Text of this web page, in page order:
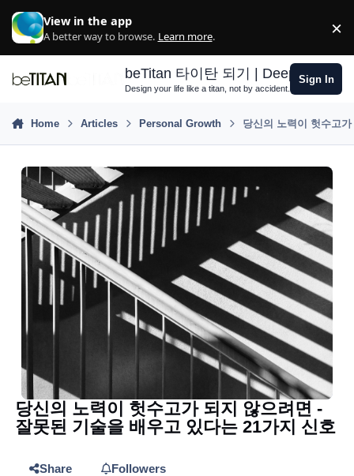
View in the app
A better way to browse. Learn more. ×
beTitan 타이탄 되기 | Deep Growth
Design your life like a titan, not by accident.
Sign In
Home Articles Personal Growth 당신의 노력이 헛수고
당신의 노력이 헛수고가 되지 않으려면 -
잘못된 기술을 배우고 있다는 21가지 신호
Share
Followers